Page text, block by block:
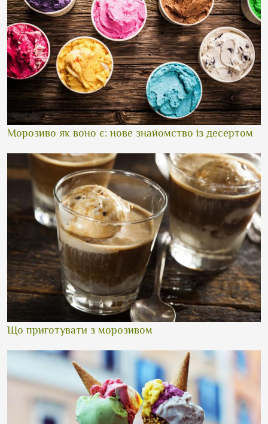
Морозиво як воно є: нове знайомство із десертом
Що приготувати з морозивом